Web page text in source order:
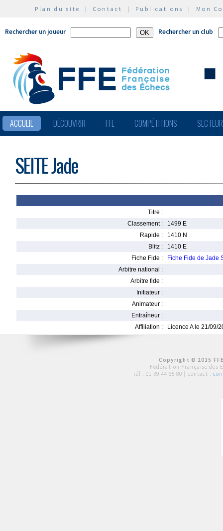
Plan du site | Contact | Publications | Mon
Rechercher un joueur Rechercher un club
ACCUEIL DÉCOUVRIR FFE COMPÉTITIONS
SEITE Jade
Titre :
Classement :
1499 E
Rapide :
1410 N
Blitz :
1410 E
Fiche Fide :
Fiche Fide de Jade
Arbitre national :
Arbitre fide :
Initiateur :
Animateur :
Entraîneur :
Affiliation :
Licence A le 21/09/
Copyright © 2015
Fédération Française des
tél : 01 39 44 65 80 | contact :